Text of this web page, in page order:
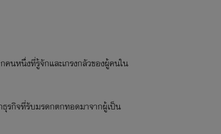
นหนึ่งที่รู้จักและเกรงกลัวของผู้คนใน
ธุรกิจที่รับมรดกตกทอดมาจากผู้เป็น